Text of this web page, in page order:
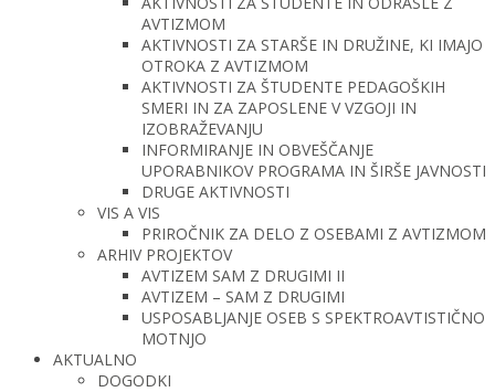
AVTIZMOM
AKTIVNOSTI ZA STARŠE IN DRUŽINE, KI IMAJO
OTROKA Z AVTIZMOM
AKTIVNOSTI ZA ŠTUDENTE PEDAGOŠKIH
SMERI IN ZA ZAPOSLENE V VZGOJI IN
IZOBRAŽEVANJU
INFORMIRANJE IN OBVEŠČANJE
UPORABNIKOV PROGRAMA IN ŠIRŠE JAVNOSTI
DRUGE AKTIVNOSTI
VIS A VIS
PRIROČNIK ZA DELO Z OSEBAMI Z AVTIZMOM
ARHIV PROJEKTOV
AVTIZEM SAM Z DRUGIMI II
AVTIZEM – SAM Z DRUGIMI
USPOSABLJANJE OSEB S SPEKTROAVTISTIČNO
MOTNJO
AKTUALNO
DOGODKI